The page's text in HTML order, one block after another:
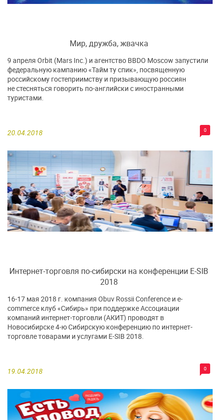
Мир, дружба, жвачка
20.04.2018 0
9 апреля Orbit (Mars Inc.) и агентство BBDO Moscow запустили
федеральную кампанию «Тайм ту спик», посвященную
российскому гостеприимству и призывающую россиян
не стесняться говорить по-английски с иностранными
туристами.
Интернет-торговля по-сибирски на конференции E-SIB
2018
19.04.2018 0
16-17 мая 2018 г. компания Obuv Rossii Conference и e-
commerce клуб «Сибирь» при поддержке Ассоциации
компаний интернет-торговли (АКИТ) проводят в
Новосибирске 4-ю Сибирскую конференцию по интернет-
торговле товарами и услугами E-SIB 2018.